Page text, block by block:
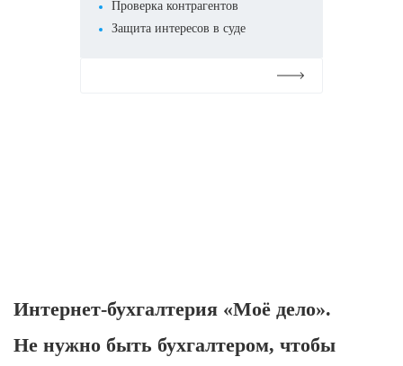
Проверка контрагентов
Защита интересов в суде
Интернет-бухгалтерия «Моё дело».
Не нужно быть бухгалтером, чтобы